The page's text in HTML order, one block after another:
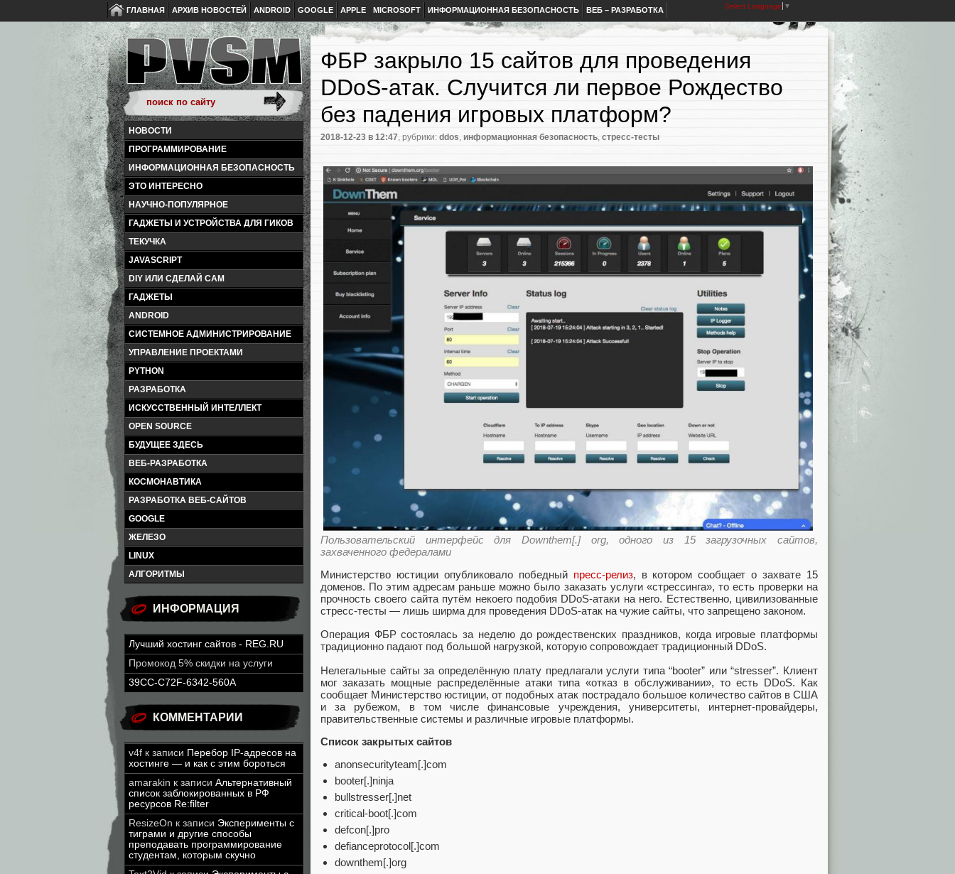
ГЛАВНАЯ АРХИВ НОВОСТЕЙ ANDROID GOOGLE APPLE MICROSOFT ИНФОРМАЦИОННАЯ БЕЗОПАСНОСТЬ ВЕБ – РАЗРАБОТКА Select Language ▼
НОВОСТИ
ПРОГРАММИРОВАНИЕ
ИНФОРМАЦИОННАЯ БЕЗОПАСНОСТЬ
ЭТО ИНТЕРЕСНО
НАУЧНО-ПОПУЛЯРНОЕ
ГАДЖЕТЫ И УСТРОЙСТВА ДЛЯ ГИКОВ
ТЕКУЧКА
JAVASCRIPT
DIY ИЛИ СДЕЛАЙ САМ
ГАДЖЕТЫ
ANDROID
СИСТЕМНОЕ АДМИНИСТРИРОВАНИЕ
УПРАВЛЕНИЕ ПРОЕКТАМИ
PYTHON
РАЗРАБОТКА
ИСКУССТВЕННЫЙ ИНТЕЛЛЕКТ
OPEN SOURCE
БУДУЩЕЕ ЗДЕСЬ
ВЕБ-РАЗРАБОТКА
КОСМОНАВТИКА
РАЗРАБОТКА ВЕБ-САЙТОВ
GOOGLE
ЖЕЛЕЗО
LINUX
АЛГОРИТМЫ
ИНФОРМАЦИЯ
Лучший хостинг сайтов - REG.RU
Промокод 5% скидки на услуги
39CC-C72F-6342-560A
КОММЕНТАРИИ
v4f к записи Перебор IP-адресов на
хостинге — и как с этим бороться
amarakin к записи Альтернативный
список заблокированных в РФ
ресурсов Re:filter
ResizeOn к записи Эксперименты с
тиграми и другие способы
преподавать программирование
студентам, которым скучно
ФБР закрыло 15 сайтов для проведения
DDoS-атак. Случится ли первое Рождество
без падения игровых платформ?
2018-12-23 в 12:47, рубрики: ddos, информационная безопасность, стресс-тесты
Пользовательский интерфейс для Downthem[.] org, одного из 15 загрузочных сайтов,
захваченного федералами
Министерство юстиции опубликовало победный пресс-релиз, в котором сообщает о захвате 15
доменов. По этим адресам раньше можно было заказать услуги «стрессинга», то есть проверки на
прочность своего сайта путём некоего подобия DDoS-атаки на него. Естественно, цивилизованные
стресс-тесты — лишь ширма для проведения DDoS-атак на чужие сайты, что запрещено законом.
Операция ФБР состоялась за неделю до рождественских праздников, когда игровые платформы
традиционно падают под большой нагрузкой, которую сопровождает традиционный DDoS.
Нелегальные сайты за определённую плату предлагали услуги типа “booter” или “stresser”. Клиент
мог заказать мощные распределённые атаки типа «отказ в обслуживании», то есть DDoS. Как
сообщает Министерство юстиции, от подобных атак пострадало большое количество сайтов в США
и за рубежом, в том числе финансовые учреждения, университеты, интернет-провайдеры,
правительственные системы и различные игровые платформы.
Список закрытых сайтов
anonsecurityteam[.]com
booter[.]ninja
bullstresser[.]net
critical-boot[.]com
defcon[.]pro
defianceprotocol[.]com
downthem[.]org